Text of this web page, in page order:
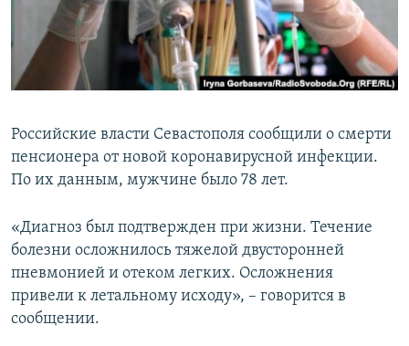
ПОБЕДИТЕЛЕЙ НЕ СУДЯТ?
КРЫМ.НЕПОКОРЕННЫЙ
ПРИСОЕДИНЯЙТЕСЬ!
Все сайты RFE/RL
Российские власти Севастополя сообщили о смерти
пенсионера от новой коронавирусной инфекции.
По их данным, мужчине было 78 лет.
«Диагноз был подтвержден при жизни. Течение
болезни осложнилось тяжелой двусторонней
пневмонией и отеком легких. Осложнения
привели к летальному исходу», – говорится в
сообщении.